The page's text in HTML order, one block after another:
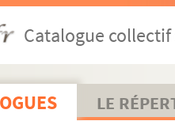
Catalogue collectif
LE
VII